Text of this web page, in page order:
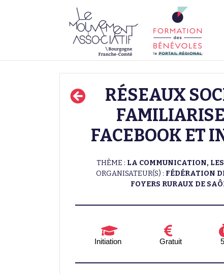
RÉSEAUX
FACEBOOK ET
THÈME : LA COMMUNICATION,
ORGANISATEUR(S) : FÉDÉRATION
FOYERS RURAUX DE
Initiation Gratuit